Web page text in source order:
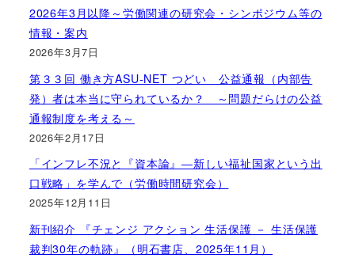
2026年3月以降～労働関連の研究会・シンポジウム等の
情報・案内
2026年3月7日
第３３回 働き方ASU-NET つどい 公益通報（内部告
発）者は本当に守られているか？ ～問題だらけの公益
通報制度を考える～
2026年2月17日
「インフレ不況と『資本論』―新しい福祉国家という出
口戦略」を学んで（労働時間研究会）
2025年12月11日
新刊紹介 『チェンジ アクション 生活保護 － 生活保護
裁判30年の軌跡』（明石書店、2025年11月）